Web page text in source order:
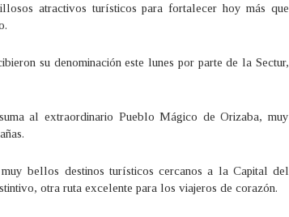
atractivos turísticos para fortalecer hoy más que
su denominación este lunes por parte de la Sectur,
al extraordinario Pueblo Mágico de Orizaba, muy
bellos destinos turísticos cercanos a la Capital del
otra ruta excelente para los viajeros de corazón.